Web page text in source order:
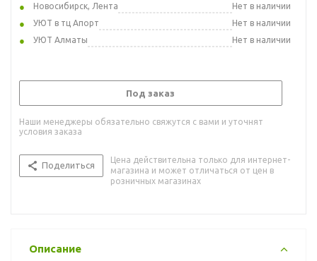
Новосибирск, Лента
Нет в наличии
УЮТ в тц Апорт
Нет в наличии
УЮТ Алматы
Нет в наличии
Под заказ
Наши менеджеры обязательно свяжутся с вами и уточнят
условия заказа
Поделиться
Цена действительна только для интернет-
магазина и может отличаться от цен в
розничных магазинах
Описание